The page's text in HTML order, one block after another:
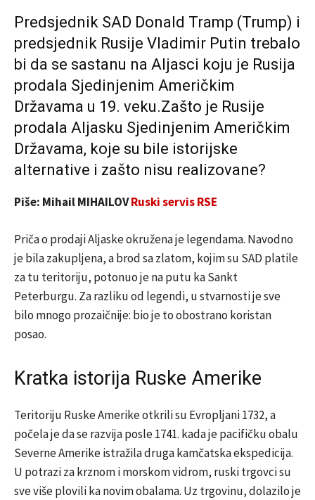
Predsjednik SAD Donald Tramp (Trump) i
predsjednik Rusije Vladimir Putin trebalo
bi da se sastanu na Aljasci koju je Rusija
prodala Sjedinjenim Američkim
Državama u 19. veku.Zašto je Rusije
prodala Aljasku Sjedinjenim Američkim
Državama, koje su bile istorijske
alternative i zašto nisu realizovane?
Piše: Mihail MIHAILOVRuski servis RSE
Priča o prodaji Aljaske okružena je legendama. Navodno
je bila zakupljena, a brod sa zlatom, kojim su SAD platile
za tu teritoriju, potonuo je na putu ka Sankt
Peterburgu. Za razliku od legendi, u stvarnosti je sve
bilo mnogo prozaičnije: bio je to obostrano koristan
posao.
Kratka istorija Ruske Amerike
Teritoriju Ruske Amerike otkrili su Evropljani 1732, a
počela je da se razvija posle 1741. kada je pacifičku obalu
Severne Amerike istražila druga kamčatska ekspedicija.
U potrazi za krznom i morskom vidrom, ruski trgovci su
sve više plovili ka novim obalama. Uz trgovinu, dolazilo je